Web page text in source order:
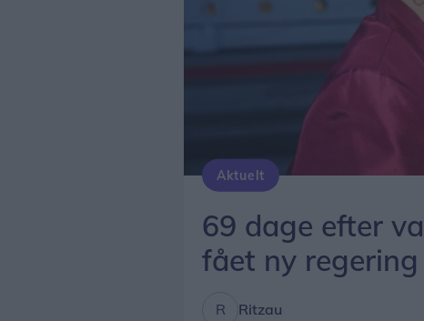
Aktuelt
69 dage efter
fået ny regering
Ritzau